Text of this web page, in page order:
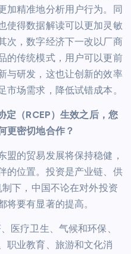
加精准地分析用户行为。同
使得数据解读可以更加灵敏
次，数字经济下一改以厂商
的传统模式，用户可以更前
与研发，这也让创新的效率
场需求，降低试错成本。
定（RCEP）生效之后，您
更密切地合作？
盟的贸易发展将保持稳健，
的位置。投资是产业链、供
下，中国不论在对外投资
要有显著的提高。
医疗卫生、气候和环保、
职业教育、旅游和文化消